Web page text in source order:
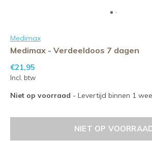
Medimax
Medimax - Verdeeldoos 7 dagen
€21,95
Incl. btw
Niet op voorraad - Levertijd binnen 1
NIET OP